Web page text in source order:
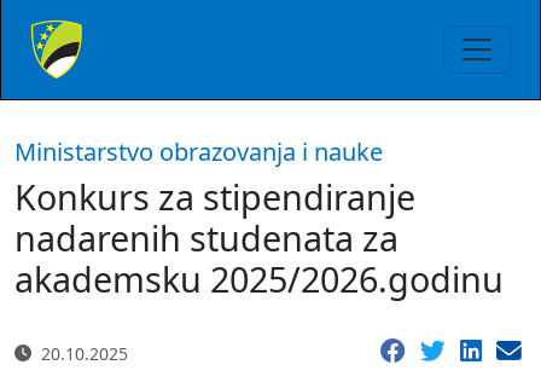
Ministarstvo obrazovanja i nauke
Konkurs za stipendiranje
nadarenih studenata za
akademsku 2025/2026.godinu
20.10.2025